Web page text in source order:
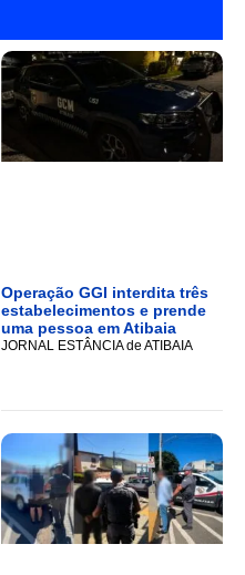
Operação GGI interdita três
estabelecimentos e prende
uma pessoa em Atibaia
JORNAL ESTÂNCIA de ATIBAIA